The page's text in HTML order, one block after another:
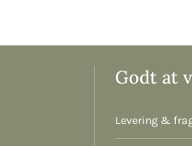
Godt at
Levering &